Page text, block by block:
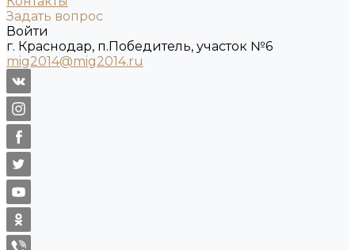
Задать вопрос
Войти
г. Краснодар, п.Победитель, участок №6
mig2014@mig2014.ru